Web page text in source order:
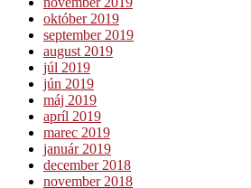
október 2019
september 2019
august 2019
júl 2019
jún 2019
máj 2019
apríl 2019
marec 2019
január 2019
december 2018
november 2018